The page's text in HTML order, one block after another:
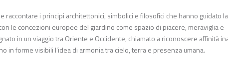
raccontare i principi architettonici, simbolici e filosofici che hanno guidato la
le concezioni europee del giardino come spazio di piacere, meraviglia e
in un viaggio tra Oriente e Occidente, chiamato a riconoscere affinità
in forme visibili l’idea di armonia tra cielo, terra e presenza umana.